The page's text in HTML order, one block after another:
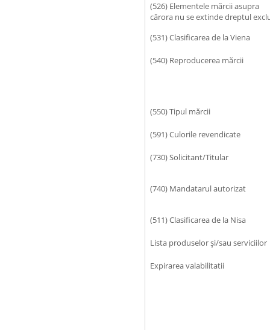
(526) Elementele mărcii asupra
cărora nu se extinde dreptul
(531) Clasificarea de la Viena
(540) Reproducerea mărcii
(550) Tipul mărcii
(591) Culorile revendicate
(730) Solicitant/Titular
(740) Mandatarul autorizat
(511) Clasificarea de la Nisa
Lista produselor şi/sau serviciilor
Expirarea valabilitatii